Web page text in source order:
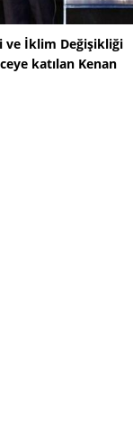
ve İklim Değişikliği
katılan Kenan